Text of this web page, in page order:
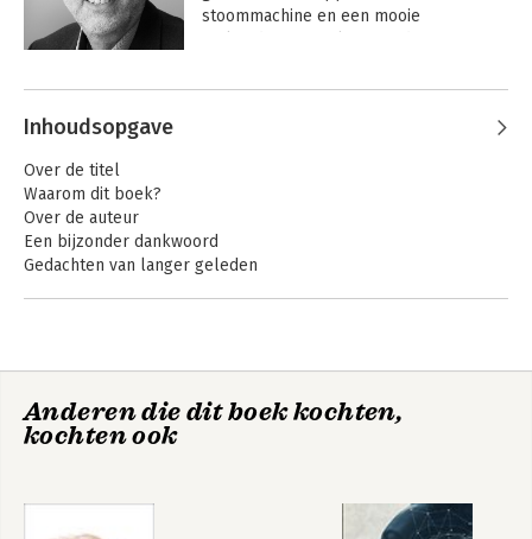
stoommachine en een mooie
Inhoudsopgave
Over de titel
Waarom dit boek?
Over de auteur
Een bijzonder dankwoord
Gedachten van langer geleden
De toverdoctors; steeds meer management?
Meer complexiteit vraagt meer management!
Voor de oplossing heb je het probleem niet nodig
Anderen die dit boek kochten,
kochten ook